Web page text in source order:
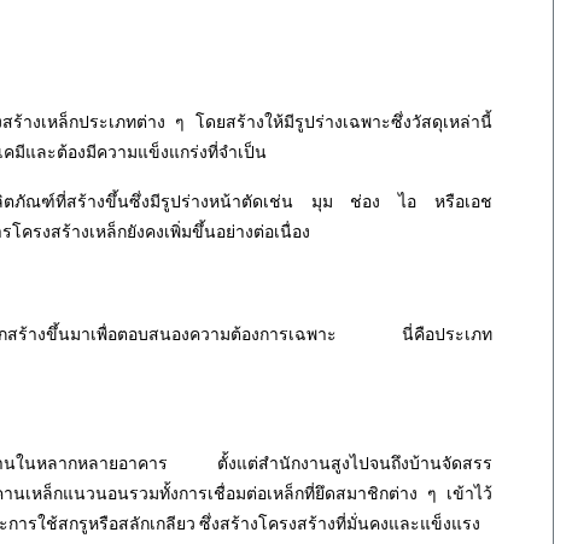
ร้างเหล็กประเภทต่าง ๆ โดยสร้างให้มีรูปร่างเฉพาะซึ่งวัสดุเหล่านี้
มีและต้องมีความแข็งแกร่งที่จำเป็น
ลิตภัณฑ์ที่สร้างขึ้นซึ่งมีรูปร่างหน้าตัดเช่น มุม ช่อง ไอ หรือเอช
ครงสร้างเหล็กยังคงเพิ่มขึ้นอย่างต่อเนื่อง
ถูกสร้างขึ้นมาเพื่อตอบสนองความต้องการเฉพาะ นี่คือประเภท
านในหลากหลายอาคาร ตั้งแต่สำนักงานสูงไปจนถึงบ้านจัดสรร
านเหล็กแนวนอนรวมทั้งการเชื่อมต่อเหล็กที่ยึดสมาชิกต่าง ๆ เข้าไว้
ารใช้สกรูหรือสลักเกลียว ซึ่งสร้างโครงสร้างที่มั่นคงและแข็งแรง